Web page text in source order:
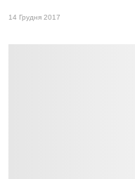
14 Грудня 2017